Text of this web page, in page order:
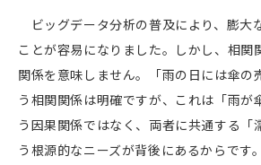
ビッグデータ分析の普及により、膨大
ことが容易になりました。しかし、相関
関係を意味しません。「雨の日には傘の
う相関関係は明確ですが、これは「雨が
う因果関係ではなく、両者に共通する「
う根源的なニーズが背後にあるからです